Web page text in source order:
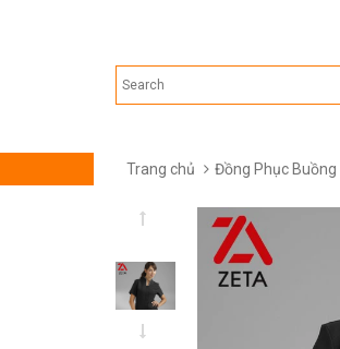
Trang chủ Đồng Phục Buồng